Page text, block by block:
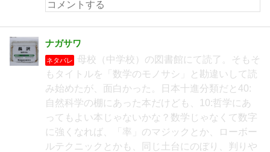
ナガサワ
ネタバレ
母校（中学校）の図書館にて読了。そもそ
もタイトルを「数学のモノサシ」と勘違いして読
み始めたが、面白かった。日本十進分類だと40:
自然科学の棚にあった本だけども、10:哲学にあ
ってもよい本じゃないかな？数学じゃなくて数字
に強くなれば、「率」のマジックとか、ローボー
ルテクニックとかも、同じ土台にのぼり、判りや